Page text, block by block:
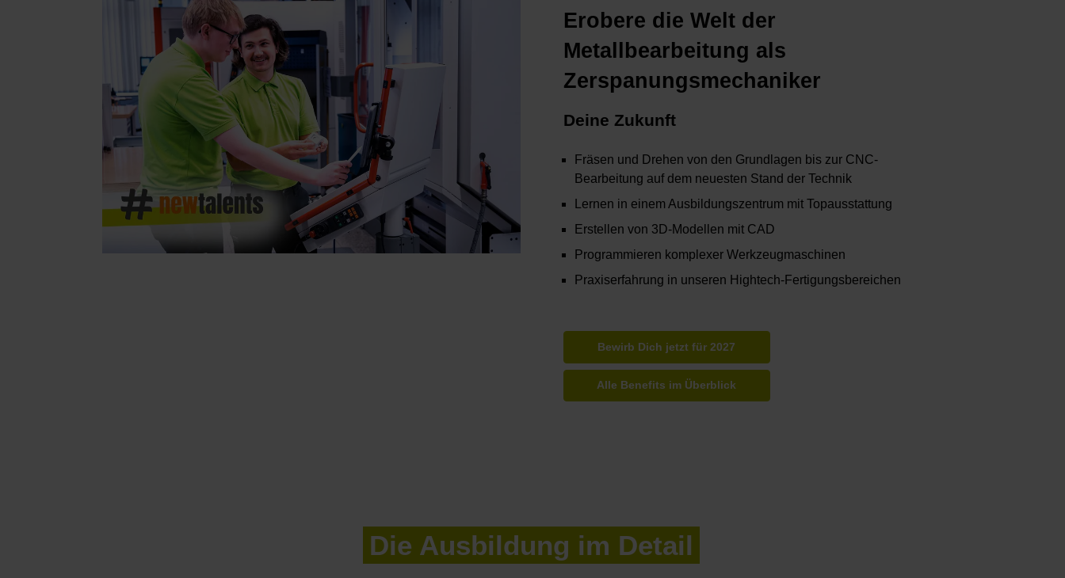
Erobere die Welt der
Metallbearbeitung als
Zerspanungsmechaniker
Deine Zukunft
Fräsen und Drehen von den Grundlagen bis zur CNC-
Bearbeitung auf dem neuesten Stand der Technik
Lernen in einem Ausbildungszentrum mit Topausstattung
Erstellen von 3D-Modellen mit CAD
Programmieren komplexer Werkzeugmaschinen
Praxiserfahrung in unseren Hightech-Fertigungsbereichen
Bewirb Dich jetzt für 2027
Alle Benefits im Überblick
Die Ausbildung im Detail